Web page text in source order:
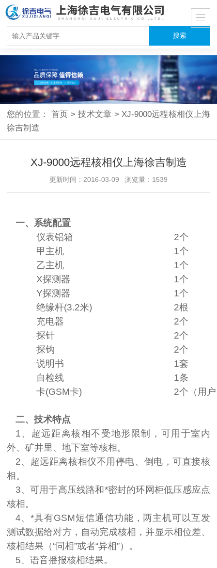
您的位置：首页 > 技术文章 > XJ-9000远程核相仪上海
徐吉制造
XJ-9000远程核相仪上海徐吉制造
更新时间：2016-03-09 浏览量：1539
一、系统配置
仪表铝箱
2个
甲主机
1个
乙主机
1个
X探测器 1个
Y探测器 1个
绝缘杆(3.2米) 2根
充电器
2个
探针
2个
探钩
2个
说明书
1套
自检线
1条
卡(GSM卡) 2个（用
二、技术特点
1、超远距离核相不受地形限制，可用于室内
外、矿井里、地下室等核相。
2、超远距离核相仪不用停电、倒电，可直接核
相。
3、可用于高压线路和*密封的环网柜低压感应点
核相。
4、*具有GSM短信通信功能，两主机可以互发
测试数据给对方，自动完成核相，并显示相位差、
核相结果（“同相”或者“异相”）。
5、语音播报核相结果。